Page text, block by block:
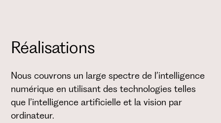
Réalisations
Nous couvrons un large spectre de l’intelligence
numérique en utilisant des technologies telles
que l’intelligence artificielle et la vision par
ordinateur.